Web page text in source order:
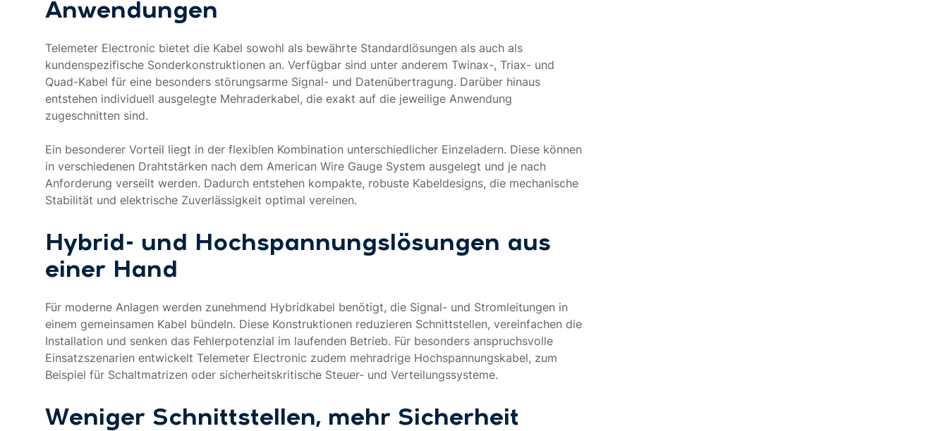
Anwendungen
Telemeter Electronic bietet die Kabel sowohl als bewährte Standardlösungen als auch als
kundenspezifische Sonderkonstruktionen an. Verfügbar sind unter anderem Twinax-, Triax- und
Quad-Kabel für eine besonders störungsarme Signal- und Datenübertragung. Darüber hinaus
entstehen individuell ausgelegte Mehraderkabel, die exakt auf die jeweilige Anwendung
zugeschnitten sind.
Ein besonderer Vorteil liegt in der flexiblen Kombination unterschiedlicher Einzeladern. Diese können
in verschiedenen Drahtstärken nach dem American Wire Gauge System ausgelegt und je nach
Anforderung verseilt werden. Dadurch entstehen kompakte, robuste Kabeldesigns, die mechanische
Stabilität und elektrische Zuverlässigkeit optimal vereinen.
Hybrid- und Hochspannungslösungen aus
einer Hand
Für moderne Anlagen werden zunehmend Hybridkabel benötigt, die Signal- und Stromleitungen in
einem gemeinsamen Kabel bündeln. Diese Konstruktionen reduzieren Schnittstellen, vereinfachen die
Installation und senken das Fehlerpotenzial im laufenden Betrieb. Für besonders anspruchsvolle
Einsatzszenarien entwickelt Telemeter Electronic zudem mehradrige Hochspannungskabel, zum
Beispiel für Schaltmatrizen oder sicherheitskritische Steuer- und Verteilungssysteme.
Weniger Schnittstellen, mehr Sicherheit